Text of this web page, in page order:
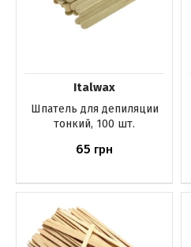
Italwax
Шпатель для депиляции
тонкий, 100 шт.
65 грн